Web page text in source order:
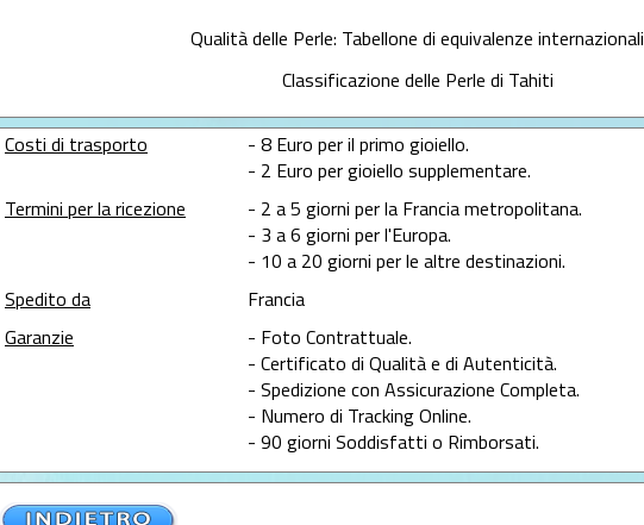
Qualità delle Perle: Tabellone di equivalenze internazionali
Classificazione delle Perle di Tahiti
Costi di trasporto
- 8 Euro per il primo gioiello.
- 2 Euro per gioiello supplementare.
Termini per la ricezione
- 2 a 5 giorni per la Francia metropolitana.
- 3 a 6 giorni per l'Europa.
- 10 a 20 giorni per le altre destinazioni.
Spedito da
Francia
Garanzie
- Foto Contrattuale.
- Certificato di Qualità e di Autenticità.
- Spedizione con Assicurazione Completa.
- Numero di Tracking Online.
- 90 giorni Soddisfatti o Rimborsati.